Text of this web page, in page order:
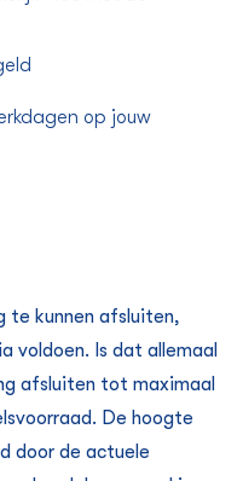
op jouw
te kunnen afsluiten,
voldoen. Is dat allemaal
afsluiten tot maximaal
De hoogte
door de actuele